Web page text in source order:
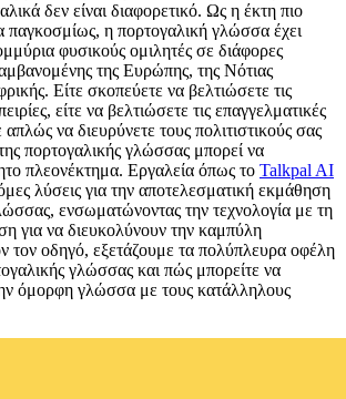
δεν είναι διαφορετικό. Ως η έκτη πιο
η πορτογαλική γλώσσα έχει
φυσικούς ομιλητές σε διάφορες
της Ευρώπης, της Νότιας
Είτε σκοπεύετε να βελτιώσετε τις
είτε να βελτιώσετε τις επαγγελματικές
απλώς να διευρύνετε τους πολιτιστικούς σας
πορτογαλικής γλώσσας μπορεί να
πλεονέκτημα. Εργαλεία όπως το Talkpal AI
λύσεις για την αποτελεσματική εκμάθηση
ενσωματώνοντας την τεχνολογία με τη
για να διευκολύνουν την καμπύλη
τον οδηγό, εξετάζουμε τα πολύπλευρα οφέλη
γλώσσας και πώς μπορείτε να
όμορφη γλώσσα με τους κατάλληλους